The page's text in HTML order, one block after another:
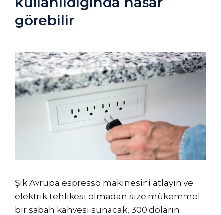
görebilir
Şık Avrupa espresso makinesini atlayın ve
elektrik tehlikesi olmadan size mükemmel
bir sabah kahvesi sunacak, 300 doların